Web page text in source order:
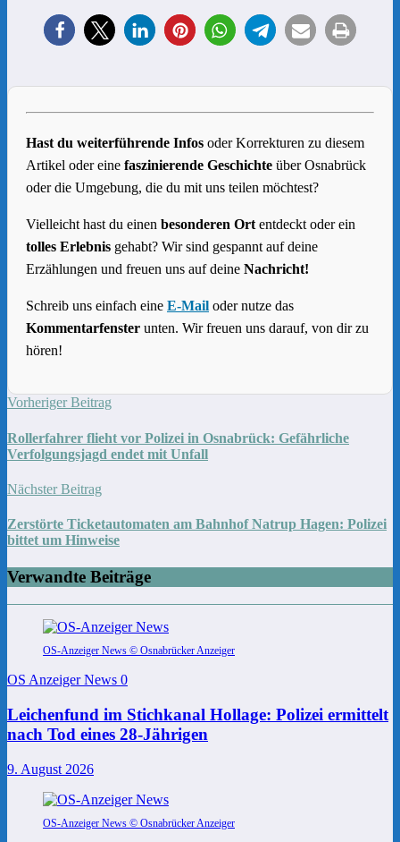
Hast du weiterführende Infos oder Korrekturen zu diesem
Artikel oder eine faszinierende Geschichte über Osnabrück
oder die Umgebung, die du mit uns teilen möchtest?
Vielleicht hast du einen besonderen Ort entdeckt oder ein
tolles Erlebnis gehabt? Wir sind gespannt auf deine
Erzählungen und freuen uns auf deine Nachricht!
Schreib uns einfach eine E-Mail oder nutze das
Kommentarfenster unten. Wir freuen uns darauf, von dir zu
hören!
Vorheriger Beitrag
Rollerfahrer flieht vor Polizei in Osnabrück: Gefährliche
Verfolgungsjagd endet mit Unfall
Nächster Beitrag
Zerstörte Ticketautomaten am Bahnhof Natrup Hagen: Polizei
bittet um Hinweise
Verwandte Beiträge
OS-Anzeiger News © Osnabrücker Anzeiger
OS Anzeiger News 0
Leichenfund im Stichkanal Hollage: Polizei ermittelt
nach Tod eines 28-Jährigen
9. August 2026
OS-Anzeiger News © Osnabrücker Anzeiger